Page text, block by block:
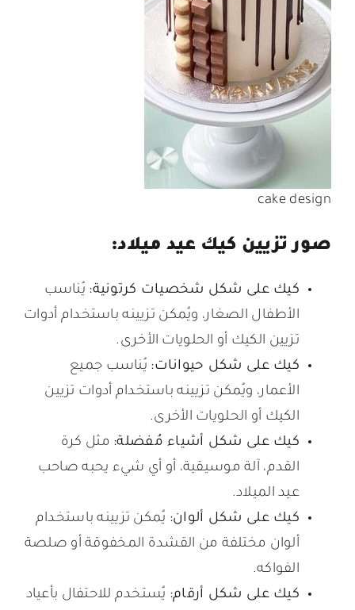
cake design
صور تزيين كيك عيد ميلاد:
كيك على شكل شخصيات كرتونية: يُناسب
الأطفال الصغار، ويُمكن تزيينه باستخدام أدوات
تزيين الكيك أو الحلويات الأخرى.
كيك على شكل حيوانات: يُناسب جميع
الأعمار، ويُمكن تزيينه باستخدام أدوات تزيين
الكيك أو الحلويات الأخرى.
كيك على شكل أشياء مُفضلة: مثل كرة
القدم، آلة موسيقية، أو أي شيء يحبه صاحب
عيد الميلاد.
كيك على شكل ألوان: يُمكن تزيينه باستخدام
ألوان مختلفة من القشدة المخفوقة أو صلصة
الفواكه.
كيك على شكل أرقام: يُستخدم للاحتفال بأعياد